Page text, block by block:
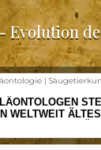
- Evolution
|
WELTWEIT